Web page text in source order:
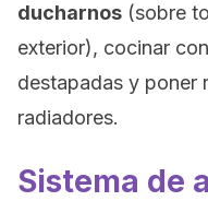
ducharnos (sobre
exterior), cocinar
destapadas y poner
radiadores.
Sistema de